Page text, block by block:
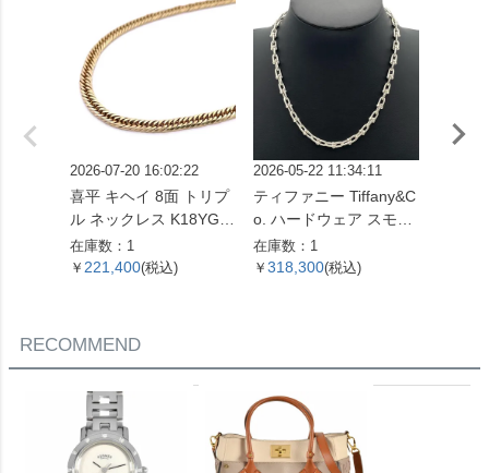
2026-07-20 16:02:22
喜平 キヘイ 8面 トリプ
ル ネックレス K18YG 1
0.4g【中古】
在庫数：1
￥ 221,400(税込)
2026-05-22 11:34:11
ティファニー Tiffany&C
o. ハードウェア スモー
ルリンク ネックレス 60
153093 SV925 42.4g シ
在庫数：1
￥ 318,300(税込)
RECOMMEND